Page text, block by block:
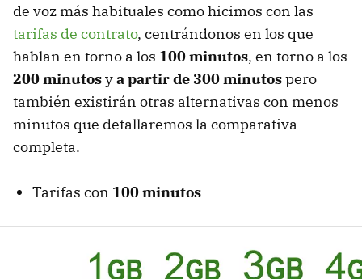
de voz más habituales como hicimos con las
tarifas de contrato, centrándonos en los que
hablan en torno a los 100 minutos, en torno a los
200 minutosya partir de 300 minutospero
también existirán otras alternativas con menos
minutos que detallaremos la comparativa
completa.
Tarifas con 100 minutos